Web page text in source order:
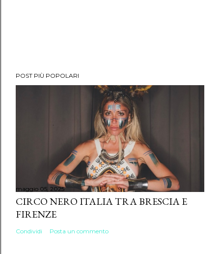
POST PIÙ POPOLARI
maggio 05, 2025
CIRCO NERO ITALIA TRA BRESCIA E
FIRENZE
Condividi Posta un commento